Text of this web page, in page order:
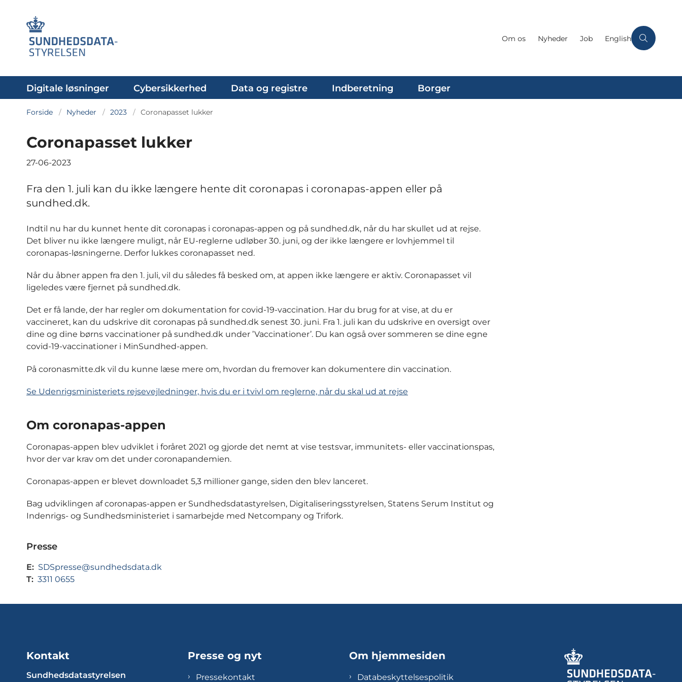
Om os Nyheder Job English
Digitale løsninger Cybersikkerhed Data og registre Indberetning Borger
Forside Nyheder 2023 Coronapasset lukker
Coronapasset lukker
27-06-2023
Fra den 1. juli kan du ikke længere hente dit coronapas i coronapas-appen eller på
sundhed.dk.
Indtil nu har du kunnet hente dit coronapas i coronapas-appen og på sundhed.dk, når du har skullet ud at rejse.
Det bliver nu ikke længere muligt, når EU-reglerne udløber 30. juni, og der ikke længere er lovhjemmel til
coronapas-løsningerne. Derfor lukkes coronapasset ned.
Når du åbner appen fra den 1. juli, vil du således få besked om, at appen ikke længere er aktiv. Coronapasset vil
ligeledes være fjernet på sundhed.dk.
Det er få lande, der har regler om dokumentation for covid-19-vaccination. Har du brug for at vise, at du er
vaccineret, kan du udskrive dit coronapas på sundhed.dk senest 30. juni. Fra 1. juli kan du udskrive en oversigt over
dine og dine børns vaccinationer på sundhed.dk under ’Vaccinationer’. Du kan også over sommeren se dine egne
covid-19-vaccinationer i MinSundhed-appen.
På coronasmitte.dk vil du kunne læse mere om, hvordan du fremover kan dokumentere din vaccination.
Se Udenrigsministeriets rejsevejledninger, hvis du er i tvivl om reglerne, når du skal ud at rejse
Om coronapas-appen
Coronapas-appen blev udviklet i foråret 2021 og gjorde det nemt at vise testsvar, immunitets- eller vaccinationspas,
hvor der var krav om det under coronapandemien.
Coronapas-appen er blevet downloadet 5,3 millioner gange, siden den blev lanceret.
Bag udviklingen af coronapas-appen er Sundhedsdatastyrelsen, Digitaliseringsstyrelsen, Statens Serum Institut og
Indenrigs- og Sundhedsministeriet i samarbejde med Netcompany og Trifork.
Presse
E: SDSpresse@sundhedsdata.dk
T: 3311 0655
Kontakt
Sundhedsdatastyrelsen
Presse og nyt
Pressekontakt
Om hjemmesiden
Databeskyttelsespolitik